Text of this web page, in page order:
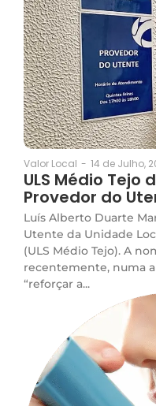
Valor Local - 14 de Julho,
ULS Médio Tejo
Provedor do
Luís Alberto Duarte
Utente da Unidade
(ULS Médio Tejo). A
recentemente, numa
“reforçar a...